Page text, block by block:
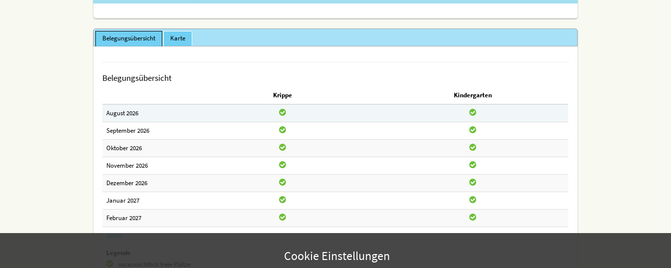
Belegungsübersicht Karte
Belegungsübersicht
Krippe Kindergarten
August 2026
September 2026
Oktober 2026
November 2026
Dezember 2026
Januar 2027
Februar 2027
später
Legende
voraussichtlich freie Plätze
Cookie Einstellungen